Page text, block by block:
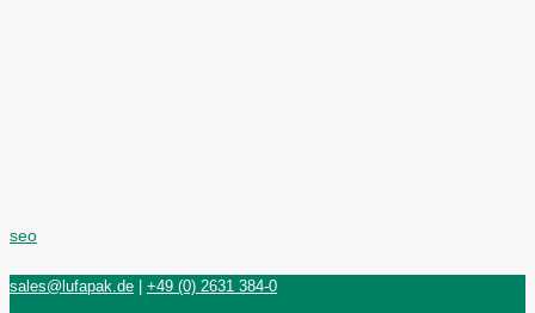
seo
sales@lufapak.de +49 (0) 2631 384-0